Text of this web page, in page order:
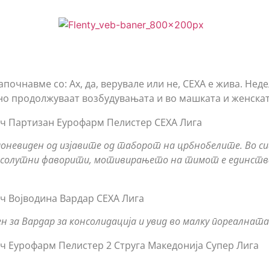
со: Ах, да, верувале или не, СЕХА е жива.
продолжуваат возбудувањата и во машката и
Партизан Еурофарм Пелистер СЕХА Лига
од изјавите од таборот на црбнобелите. Во
фаворити, мотивирањето на тимот е
Војводина Вардар СЕХА Лига
за Вардар за консолидација и увид во малку
Еурофарм Пелистер 2 Струга Македонија Супер Лига